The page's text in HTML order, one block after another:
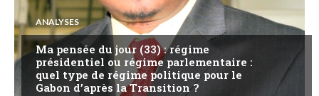
ANALYSES
Ma pensée du jour (33) : régime
présidentiel ou régime parlementaire :
quel type de régime politique pour le
Gabon d’après la Transition ?